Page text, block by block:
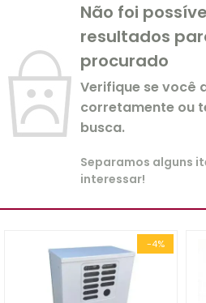
Não foi
resultados
procurado
Verifique se você
corretamente ou
busca.
Separamos alguns
interessar!
-4%